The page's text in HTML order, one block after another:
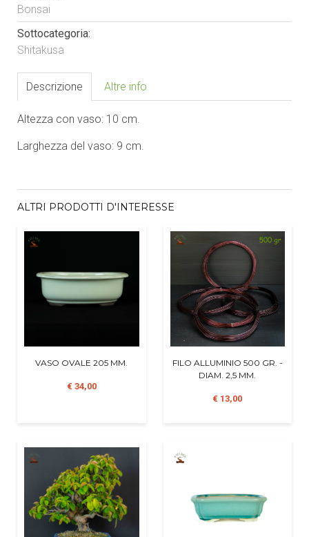
Bonsai
Sottocategoria:
Shitakusa
Descrizione Altre info
Altezza con vaso: 10 cm.
Larghezza del vaso: 9 cm.
ALTRI PRODOTTI D'INTERESSE
VASO OVALE 205 MM.
€ 34,00
FILO ALLUMINIO 500 GR. -
DIAM. 2,5 MM.
€ 13,00